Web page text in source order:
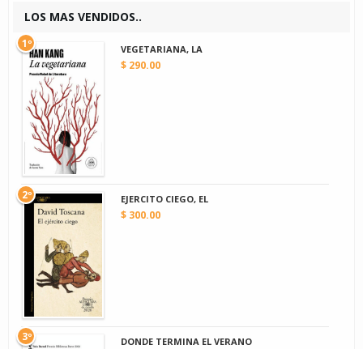
LOS MAS VENDIDOS..
VEGETARIANA, LA
$ 290.00
1º
EJERCITO CIEGO, EL
$ 300.00
2º
DONDE TERMINA EL VERANO
3º